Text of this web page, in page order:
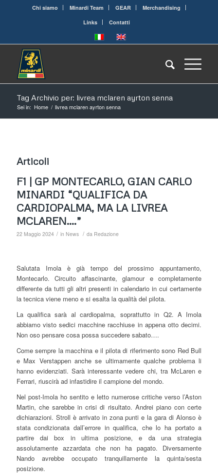
Chi siamo Minardi Team GEAR
Merchandising
Links
Contatti
Tag Archivio per: livrea mclaren ayrton senna
Sei in: Home / livrea mclaren ayrton senna
Articoli
F1 | GP MONTECARLO, GIAN CARLO
MINARDI “QUALIFICA DA
CARDIOPALMA, MA LA LIVREA
MCLAREN….”
22 Maggio 2024 / in News / da Redazione
Salutata Imola è già tempo del prossimo appuntamento,
Montecarlo. Circuito affascinante, glamour e completamente
differente da tutti gli altri presenti in calendario in cui certamente
la tecnica viene meno e si esalta la qualità del pilota.
La qualifica sarà al cardiopalma, soprattutto in Q2. A Imola
abbiamo visto sedici macchine racchiuse in appena otto decimi.
Non oso pensare cosa possa succedere sabato….
Come sempre la macchina e il pilota di riferimento sono Red Bull
e Max Verstappen anche se ultimamente qualche problema li
hanno evidenziati. Sarà interessante vedere chi, tra McLaren e
Ferrari, riuscirà ad infastidire il campione del mondo.
Nel post-Imola ho sentito e letto numerose critiche verso l’Aston
Martin, che sarebbe in crisi di risultato. Andrei piano con certe
dichiarazioni. Stroll è arrivato in zona punti e la gara di Alonso è
stata condizionata dall’errore in qualifica, che lo ha portato a
partire dai box in ultima posizione, e da una strategia
assolutamente azzardata che non ha pagato. Diversamente
Nando avrebbe occupato tranquillamente la quinta/sesta
posizione.